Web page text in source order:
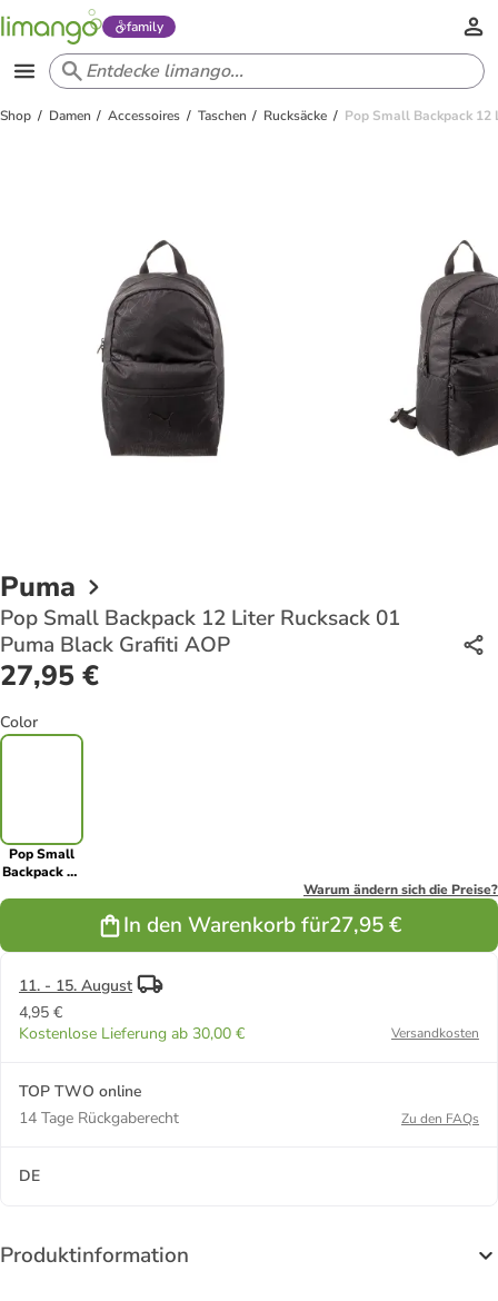
family
Shop Damen Accessoires Taschen Rucksäcke Pop Small Backpack
Puma
Pop Small Backpack 12 Liter Rucksack 01
Puma Black Grafiti AOP
27,95 €
Color
Pop Small
Backpack 12
Rucksack 01
Warum ändern sich die Preise?
In den Warenkorb für27,95 €
11. - 15. August
4,95 €
Kostenlose Lieferung ab 30,00 €
Versandkosten
TOP TWO online
14 Tage Rückgaberecht
Zu den FAQs
DE
Produktinformation